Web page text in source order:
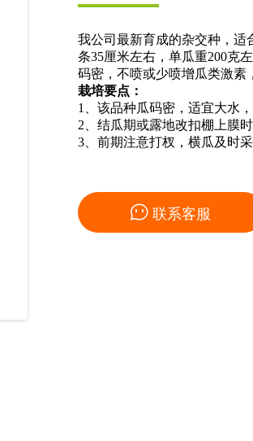
我公司最新育成的杂交种，适
条35厘米左右，单瓜重200克
码密，不喷或少喷增瓜类激素
栽培要点：
1、该品种瓜码密，适宜大水
2、结瓜期或露地改扣棚上膜
3、前期注意打杈，横瓜及时
 联系客服